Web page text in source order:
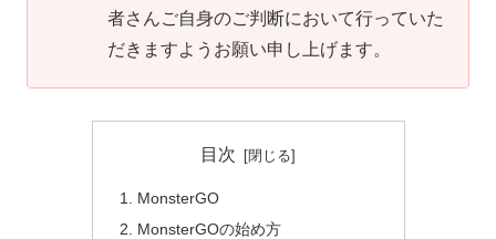
者さんご自身のご判断において行っていた
だきますようお願い申し上げます。
目次
MonsterGO
MonsterGOの始め方